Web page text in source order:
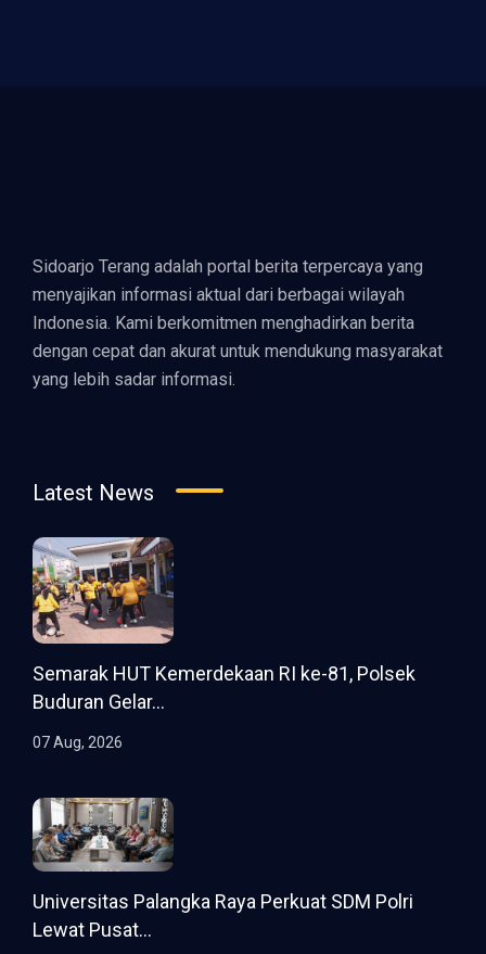
Sidoarjo Terang adalah portal berita terpercaya yang
menyajikan informasi aktual dari berbagai wilayah
Indonesia. Kami berkomitmen menghadirkan berita
dengan cepat dan akurat untuk mendukung masyarakat
yang lebih sadar informasi.
Latest News
Semarak HUT Kemerdekaan RI ke-81, Polsek
Buduran Gelar...
07 Aug, 2026
Universitas Palangka Raya Perkuat SDM Polri
Lewat Pusat...